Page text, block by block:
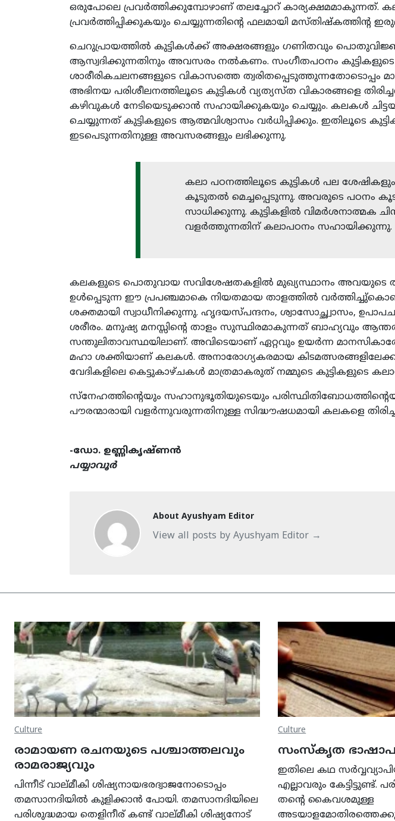
ഒരുപോലെ പ്രവര്‍ത്തിക്കുമ്പോഴാണ് തലച്ചോറ് കാര്യക്ഷമമാകുന്നത്.
പ്രവര്‍ത്തിപ്പിക്കുകയും ചെയ്യുന്നതിന്‍റെ ഫലമായി
ചെറുപ്രായത്തില്‍ കുട്ടികള്‍ക്ക് അക്ഷരങ്ങളും ഗണിതവും
ആസ്വദിക്കുന്നതിനും അവസരം നല്‍കണം. സംഗീതപഠനം
ശാരീരികചലനങ്ങളുടെ വികാസത്തെ
അഭിനയ പരിശീലനത്തിലൂടെ കുട്ടികള്‍ വ്യത്യസ്ത വികാരങ്ങളെ
കഴിവുകള്‍ നേടിയെടുക്കാന്‍ സഹായിക്കുകയും ചെയ്യും. കലകള്‍
ചെയ്യുന്നത് കുട്ടികളുടെ ആത്മവിശ്വാസം വര്‍ധിപ്പിക്കും. ഇതിലൂടെ
ഇടപെടുന്നതിനുള്ള അവസരങ്ങളും ലഭിക്കുന്നു.
കലാ പഠനത്തിലൂടെ കുട്ടികള്‍ പല
കൂടുതല്‍ മെച്ചപ്പെടുന്നു. അവരുടെ പഠനം
സാധിക്കുന്നു. കുട്ടികളില്‍
വളര്‍ത്തുന്നതിന് കലാപഠനം സഹായിക്കുന്നു.
കലകളുടെ പൊതുവായ സവിശേഷതകളില്‍ മുഖ്യസ്ഥാനം അവയുടെ
ഉള്‍പ്പെടുന്ന ഈ പ്രപഞ്ചമാകെ നിയതമായ താളത്തില്‍
ശക്തമായി സ്വാധീനിക്കുന്നു. ഹൃദയസ്പന്ദനം, ശ്വാസോച്ഛ്വാസം,
ശരീരം. മനുഷ്യ മനസ്സിന്‍റെ താളം സുസ്ഥിരമാകുന്നത് ബാഹ്യവും
സന്തുലിതാവസ്ഥയിലാണ്. അവിടെയാണ് ഏറ്റവും ഉയര്‍ന്ന
മഹാ ശക്തിയാണ് കലകള്‍. അനാരോഗ്യകരമായ
വേദികളിലെ കെട്ടുകാഴ്ചകള്‍ മാത്രമാകരുത് നമ്മുടെ കുട്ടികളുടെ
സ്നേഹത്തിന്‍റെയും സഹാനുഭൂതിയുടെയും
പൗരന്മാരായി വളര്‍ന്നുവരുന്നതിനുള്ള സിദ്ധൗഷധമായി കലകളെ
-ഡോ. ഉണ്ണികൃഷ്ണന്‍
പയ്യാവൂര്‍
About Ayushyam Editor
View all posts by Ayushyam Editor →
Culture
രാമായണ രചനയുടെ പശ്ചാത്തലവും
രാമരാജ്യവും
പിന്നീട് വാല്മീകി ശിഷ്യനായഭരദ്വാജനോടൊപ്പം
തമസാനദിയില്‍ കുളിക്കാന്‍ പോയി. തമസാനദിയിലെ
പരിശുദ്ധമായ തെളിനീര് കണ്ട് വാല്മീകി ശിഷ്യനോട്
Culture
സംസ്കൃത
ഇതിലെ കഥ
എല്ലാവരും
തന്‍റെ കൈവശമുള്ള